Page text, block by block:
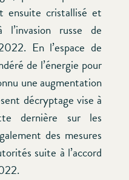
ensuite cristallisé et
russe de
En l’espace de
de l’énergie pour
une augmentation
décryptage vise à
dernière sur les
des mesures
suite à l’accord